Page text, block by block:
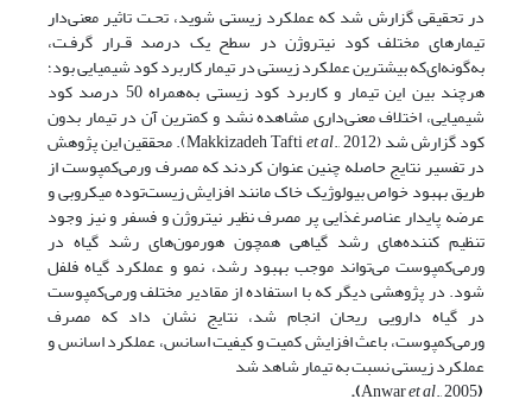
در تحقیقی گزارش شد که عملکرد زیستی شوید، تحـت تاثیر معنی‌دار
تیمارهای مختلف کود نیتروژن در سطح یک درصد قـرار گرفـت،
به‌گونه‌ای‌که بیشترین عملکرد زیستی در تیمار کاربرد کود شیمیایی بود؛
هرچند بین این تیمار و کاربرد کود زیستی به‌همراه 50 درصد کود
شیمیایی، اختلاف معنی‌داری مشاهده نشد و کمترین آن در تیمار بدون
کود گزارش شد (Makkizadeh Tafti et al ., 2012). محققین این پژوهش
در تفسیر نتایج حاصله چنین عنوان کردند که مصرف ورمی‌کمپوست از
طریق بهبود خواص بیولوژیک خاک مانند افزایش زیست‌توده میکروبی و
عرضه‌ پایدار عناصرغذایی پر مصرف نظیر نیتروژن و فسفر و نیز وجود
تنظیم کننده‌های رشد گیاهی همچون هورمون‌های رشد گیاه در
ورمی‌کمپوست می‌تواند موجب بهبود رشد، نمو و عملکرد گیاه فلفل
شود. در پژوهشی دیگر که با استفاده از مقادیر مختلف ورمی‌کمپوست
در گیاه دارویی ریحان انجام شد، نتایج نشان داد که مصرف
ورمی‌کمپوست، باعث افزایش کمیت و کیفیت اسانس، عملکرد اسانس و
عملکرد زیستی نسبت به تیمار شاهد شد
(
Anwaret al., 2005
).